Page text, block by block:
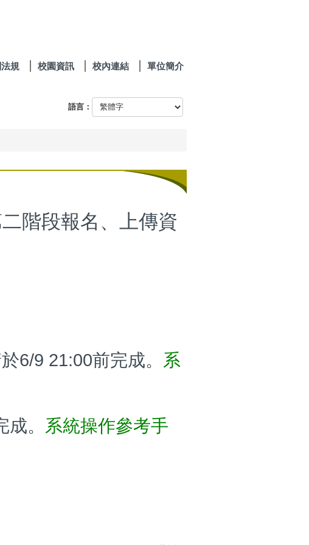
規 校園資訊 校內連結 單位簡介
語言：
階段報名、上傳資
6/9 21:00前完成。 系
。 系統操作參考手